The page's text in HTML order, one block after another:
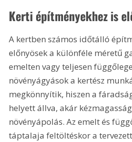
Kerti építményekhez is
A kertben számos időtálló
előnyösek a különféle méretű
emelten vagy teljesen
növényágyások a kertész
megkönnyítik, hiszen a
helyett állva, akár
növényápolás. Az emelt és
táptalaja feltöltéskor a